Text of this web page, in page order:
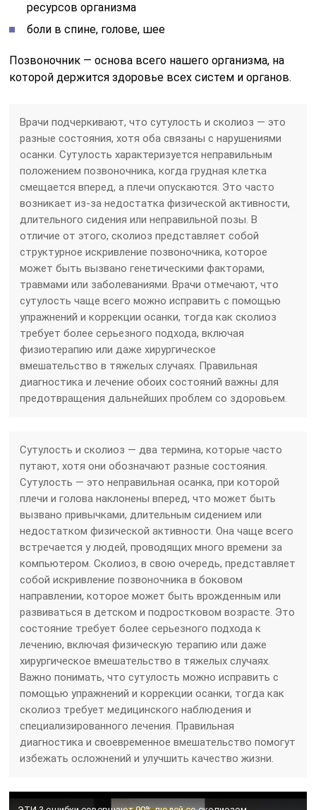
ресурсов организма
боли в спине, голове, шее
Позвоночник — основа всего нашего организма, на
которой держится здоровье всех систем и органов.
Врачи подчеркивают, что сутулость и сколиоз — это
разные состояния, хотя оба связаны с нарушениями
осанки. Сутулость характеризуется неправильным
положением позвоночника, когда грудная клетка
смещается вперед, а плечи опускаются. Это часто
возникает из-за недостатка физической активности,
длительного сидения или неправильной позы. В
отличие от этого, сколиоз представляет собой
структурное искривление позвоночника, которое
может быть вызвано генетическими факторами,
травмами или заболеваниями. Врачи отмечают, что
сутулость чаще всего можно исправить с помощью
упражнений и коррекции осанки, тогда как сколиоз
требует более серьезного подхода, включая
физиотерапию или даже хирургическое
вмешательство в тяжелых случаях. Правильная
диагностика и лечение обоих состояний важны для
предотвращения дальнейших проблем со здоровьем.
Сутулость и сколиоз — два термина, которые часто
путают, хотя они обозначают разные состояния.
Сутулость — это неправильная осанка, при которой
плечи и голова наклонены вперед, что может быть
вызвано привычками, длительным сидением или
недостатком физической активности. Она чаще всего
встречается у людей, проводящих много времени за
компьютером. Сколиоз, в свою очередь, представляет
собой искривление позвоночника в боковом
направлении, которое может быть врожденным или
развиваться в детском и подростковом возрасте. Это
состояние требует более серьезного подхода к
лечению, включая физическую терапию или даже
хирургическое вмешательство в тяжелых случаях.
Важно понимать, что сутулость можно исправить с
помощью упражнений и коррекции осанки, тогда как
сколиоз требует медицинского наблюдения и
специализированного лечения. Правильная
диагностика и своевременное вмешательство помогут
избежать осложнений и улучшить качество жизни.